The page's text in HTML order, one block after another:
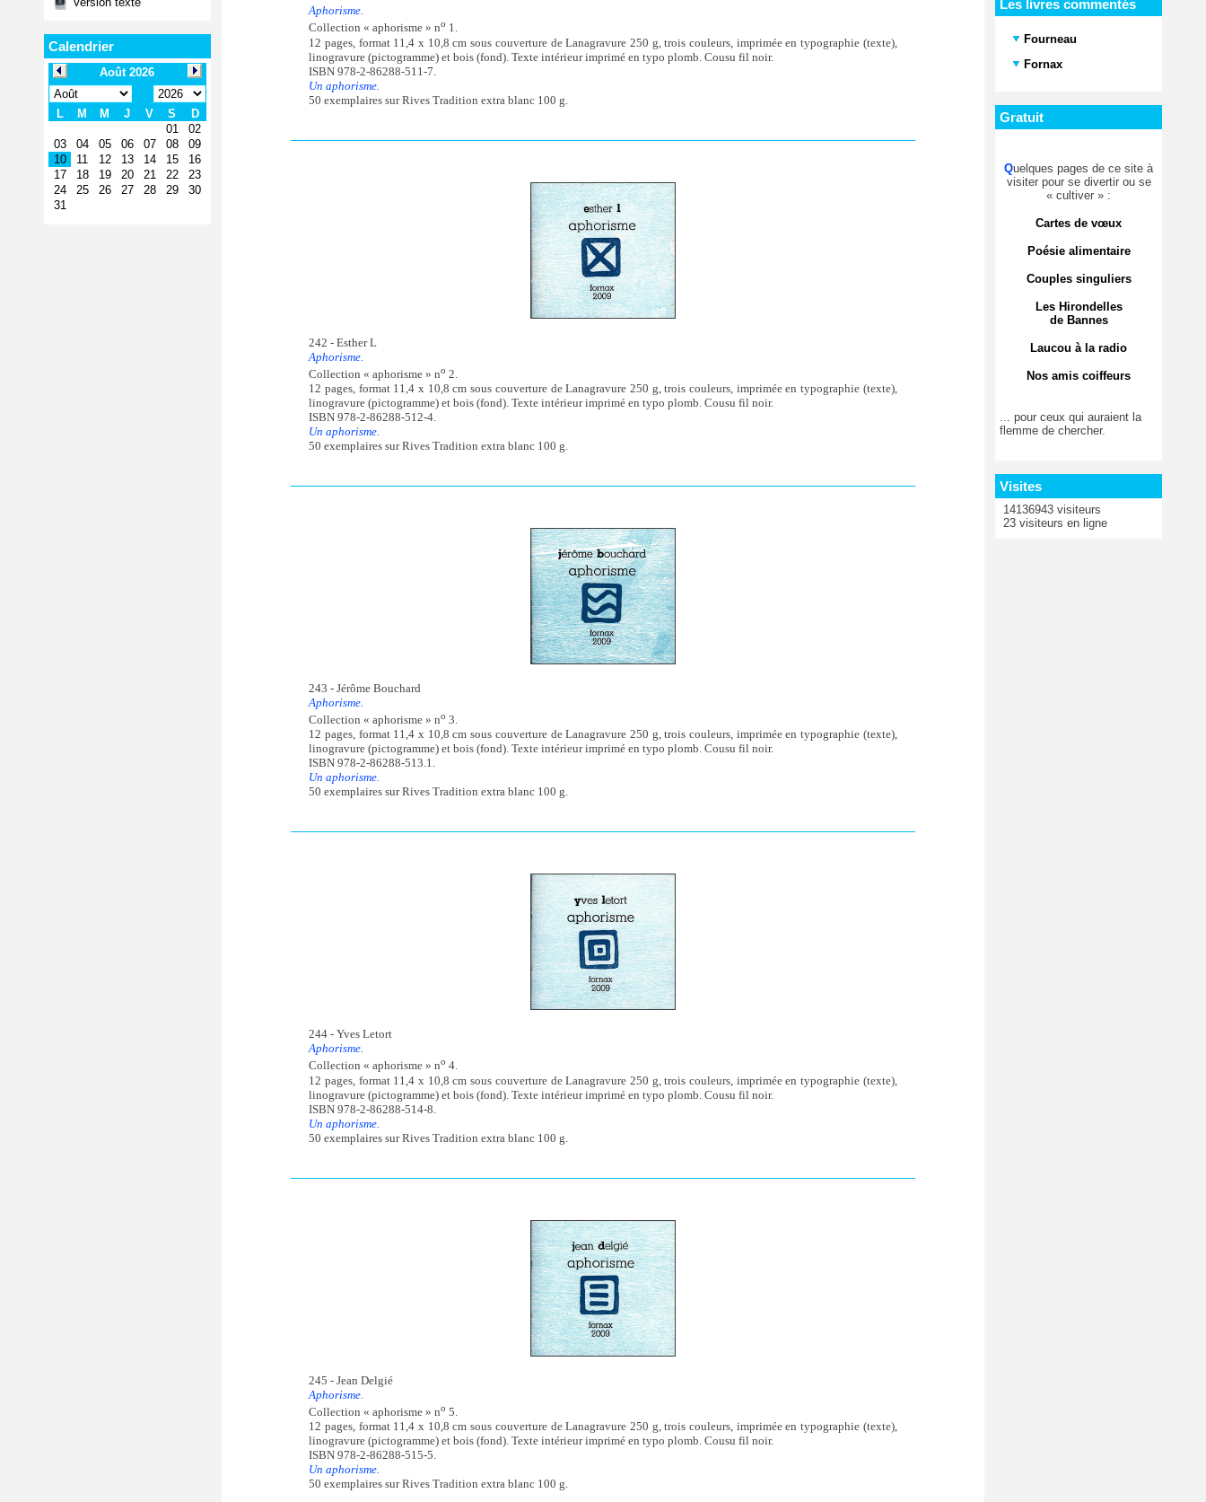
Calendrier
Aphorisme.
Collection « aphorisme » no 1.
12 pages, format 11,4 x 10,8 cm sous couverture de Lanagravure 250 g, trois couleurs, imprimée en typographie (texte),
linogravure (pictogramme) et bois (fond). Texte intérieur imprimé en typo plomb. Cousu fil noir.
ISBN 978-2-86288-511-7.
Un aphorisme.
50 exemplaires sur Rives Tradition extra blanc 100 g.
242 - Esther L
Aphorisme.
Collection « aphorisme » no 2.
12 pages, format 11,4 x 10,8 cm sous couverture de Lanagravure 250 g, trois couleurs, imprimée en typographie (texte),
linogravure (pictogramme) et bois (fond). Texte intérieur imprimé en typo plomb. Cousu fil noir.
ISBN 978-2-86288-512-4.
Un aphorisme.
50 exemplaires sur Rives Tradition extra blanc 100 g.
243 - Jérôme Bouchard
Aphorisme.
Collection « aphorisme » no 3.
12 pages, format 11,4 x 10,8 cm sous couverture de Lanagravure 250 g, trois couleurs, imprimée en typographie (texte),
linogravure (pictogramme) et bois (fond). Texte intérieur imprimé en typo plomb. Cousu fil noir.
ISBN 978-2-86288-513.1.
Un aphorisme.
50 exemplaires sur Rives Tradition extra blanc 100 g.
244 - Yves Letort
Aphorisme.
Collection « aphorisme » no 4.
12 pages, format 11,4 x 10,8 cm sous couverture de Lanagravure 250 g, trois couleurs, imprimée en typographie (texte),
linogravure (pictogramme) et bois (fond). Texte intérieur imprimé en typo plomb. Cousu fil noir.
ISBN 978-2-86288-514-8.
Un aphorisme.
50 exemplaires sur Rives Tradition extra blanc 100 g.
245 - Jean Delgié
Aphorisme.
Collection « aphorisme » no 5.
12 pages, format 11,4 x 10,8 cm sous couverture de Lanagravure 250 g, trois couleurs, imprimée en typographie (texte),
linogravure (pictogramme) et bois (fond). Texte intérieur imprimé en typo plomb. Cousu fil noir.
ISBN 978-2-86288-515-5.
Un aphorisme.
50 exemplaires sur Rives Tradition extra blanc 100 g.
Les livres commentés
Fourneau
Fornax
Gratuit
Quelques pages de ce site à
visiter pour se divertir ou se
« cultiver » :
Cartes de vœux
Poésie alimentaire
Couples singuliers
Les Hirondelles
de Bannes
Laucou à la radio
Nos amis coiffeurs
... pour ceux qui auraient la
flemme de chercher.
Visites
14136943 visiteurs
23 visiteurs en ligne